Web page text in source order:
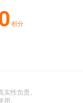
积分
性负责。
。